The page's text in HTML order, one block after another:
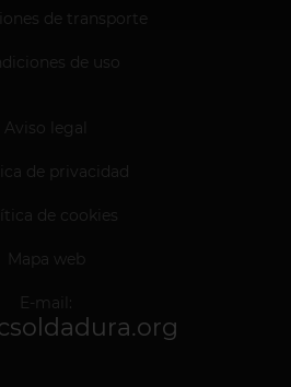
de transporte
de uso
Aviso legal
de privacidad
de cookies
Mapa web
E-mail: